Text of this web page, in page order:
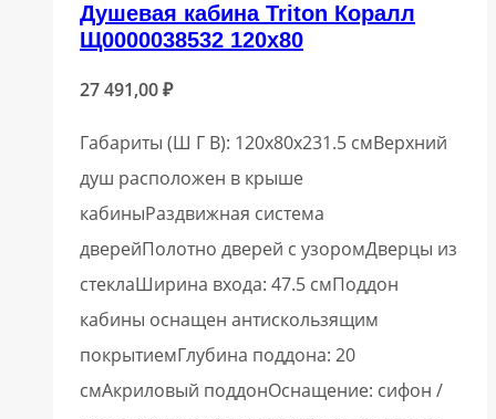
Душевая кабина Triton Коралл
Щ0000038532 120х80
27 491,00₽
Габариты (Ш Г В): 120x80x231.5 смВерхний
душ расположен в крыше
кабиныРаздвижная система
дверейПолотно дверей с узоромДверцы из
стеклаШирина входа: 47.5 смПоддон
кабины оснащен антискользящим
покрытиемГлубина поддона: 20
смАкриловый поддонОснащение: сифон /